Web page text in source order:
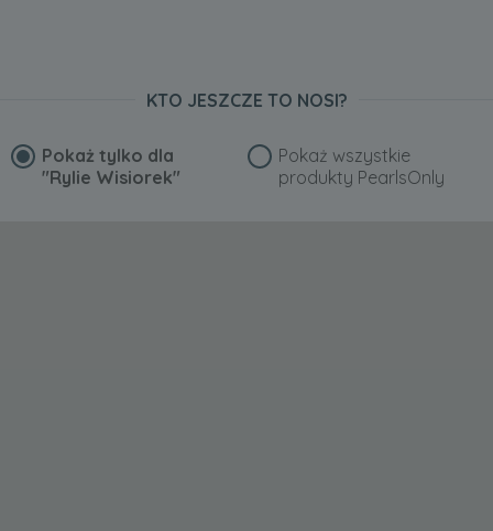
KTO JESZCZE TO NOSI?
Pokaż tylko dla
"Rylie Wisiorek"
Pokaż wszystkie
produkty PearlsOnly